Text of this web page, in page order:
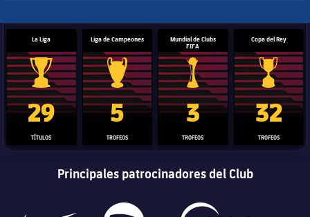
La Liga
Trofeo de La Liga
29
TÍTULOS
Liga de Campeones
Trofeo de la Liga de Campeones
5
TROFEOS
Mundial de Clubs
FIFA
Trofeo del Mundial de
3
TROFEOS
Copa del Rey
Copa del
32
TROFEOS
Principales patrocinadores del Club